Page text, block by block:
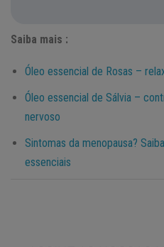
Saiba mais :
Óleo essencial de Rosas –
Óleo essencial de Sálvia –
nervoso
Sintomas da menopausa?
essenciais